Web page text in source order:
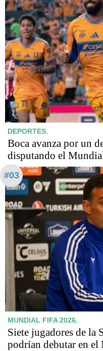
DEPORTES.
Boca avanza por un
disputando el
#03
MUNDIAL FIFA 2026.
Siete jugadores de la
podrían debutar en